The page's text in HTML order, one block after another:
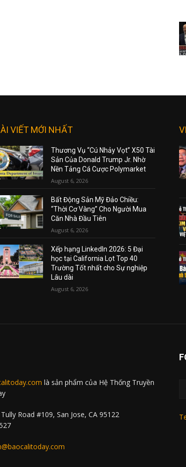
VIẾT MỚI NHẤT
Thương Vụ “Cú Nhảy Vọt” X50 Tài
Sản Của Donald Trump Jr. Nhờ
Nền Tảng Cá Cược Polymarket
August 6, 2026
Bất Động Sản Mỹ Đảo Chiều:
“Thời Cơ Vàng” Cho Người Mua
Căn Nhà Đầu Tiên
August 6, 2026
Xếp hạng LinkedIn 2026: 5 Đại
học tại California Lọt Top 40
Trường Tốt nhất cho Sự nghiệp
Lâu dài
August 6, 2026
là sản phẩm của Hệ Thống Truyền
Road #109, San Jose, CA 95122